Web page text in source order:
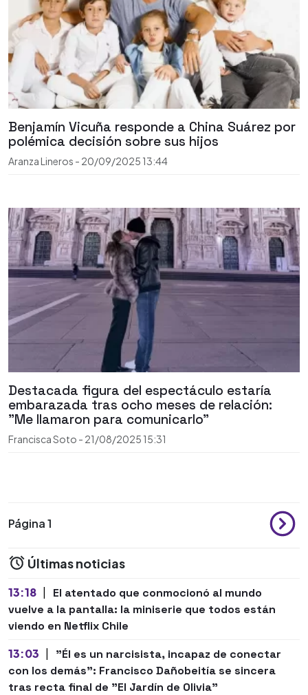
Benjamín Vicuña responde a China Suárez por
polémica decisión sobre sus hijos
Aranza Lineros - 20/09/2025 13:44
Destacada figura del espectáculo estaría
embarazada tras ocho meses de relación:
"Me llamaron para comunicarlo”
Francisca Soto - 21/08/2025 15:31
Página 1
Últimas noticias
13:18 |
El atentado que conmocionó al mundo
vuelve a la pantalla: la miniserie que todos están
viendo en Netflix Chile
13:03 |
"Él es un narcisista, incapaz de conectar
con los demás": Francisco Dañobeitía se sincera
tras recta final de "El Jardín de Olivia"